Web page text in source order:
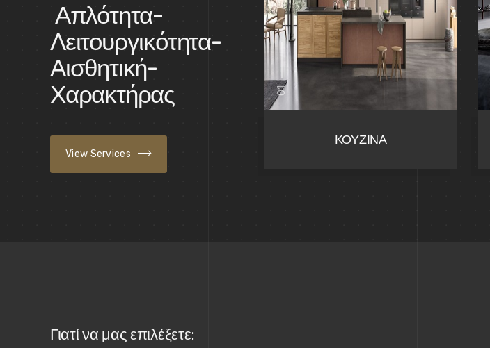
Απλότητα-
Λειτουργικότητα-
Αισθητική-
Χαρακτήρας
View Services
01
ΚΟΥΖΙΝΑ
Γιατί να μας επιλέξετε: